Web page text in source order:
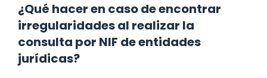
¿Qué hacer en caso de encontrar
irregularidades al realizar la
consulta por NIF de entidades
jurídicas?